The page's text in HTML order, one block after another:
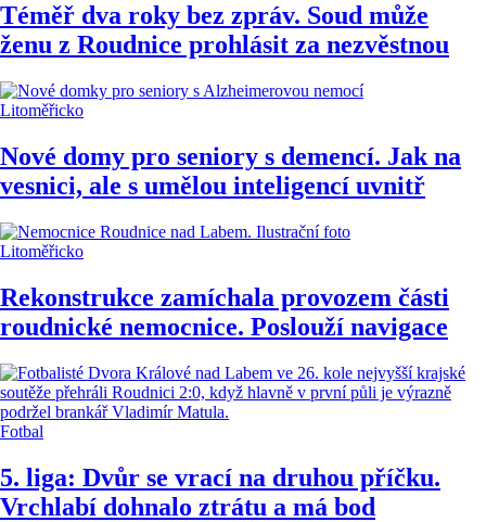
Téměř dva roky bez zpráv. Soud může
ženu z Roudnice prohlásit za nezvěstnou
Litoměřicko
Nové domy pro seniory s demencí. Jak na
vesnici, ale s umělou inteligencí uvnitř
Litoměřicko
Rekonstrukce zamíchala provozem části
roudnické nemocnice. Poslouží navigace
Fotbal
5. liga: Dvůr se vrací na druhou příčku.
Vrchlabí dohnalo ztrátu a má bod